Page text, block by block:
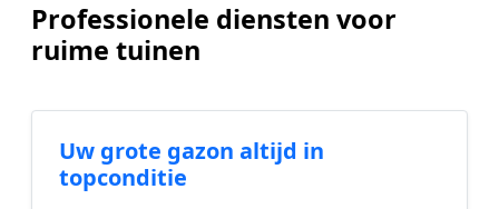
Professionele diensten voor
ruime tuinen
Uw grote gazon altijd in
topconditie